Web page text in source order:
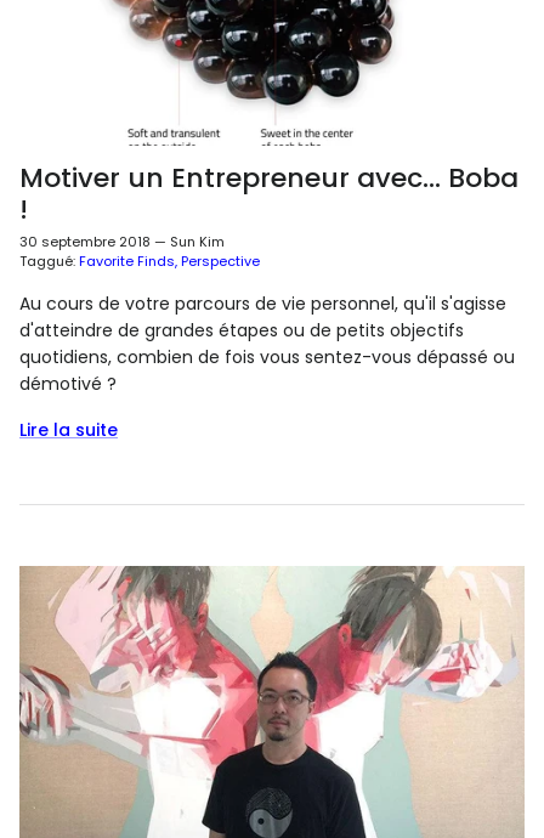
Motiver un Entrepreneur avec... Boba
!
30 septembre 2018 — Sun Kim
Taggué:Favorite Finds Perspective
Au cours de votre parcours de vie personnel, qu'il s'agisse
d'atteindre de grandes étapes ou de petits objectifs
quotidiens, combien de fois vous sentez-vous dépassé ou
démotivé ?
Lire la suite